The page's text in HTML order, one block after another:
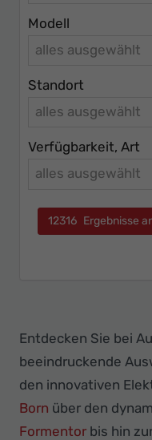
Modell
alles ausgewählt
Standort
alles ausgewählt
Verfügbarkeit, Art
alles ausgewählt
12316 Ergebnisse
Entdecken Sie bei
beeindruckende
den innovativen
Born über den
Formentor bis hin